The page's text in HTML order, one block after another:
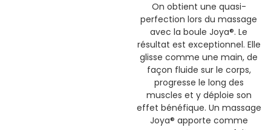
On obtient une quasi-
perfection lors du massage
avec la boule Joya®. Le
résultat est exceptionnel. Elle
glisse comme une main, de
façon fluide sur le corps,
progresse le long des
muscles et y déploie son
effet bénéfique. Un massage
Joya® apporte comme